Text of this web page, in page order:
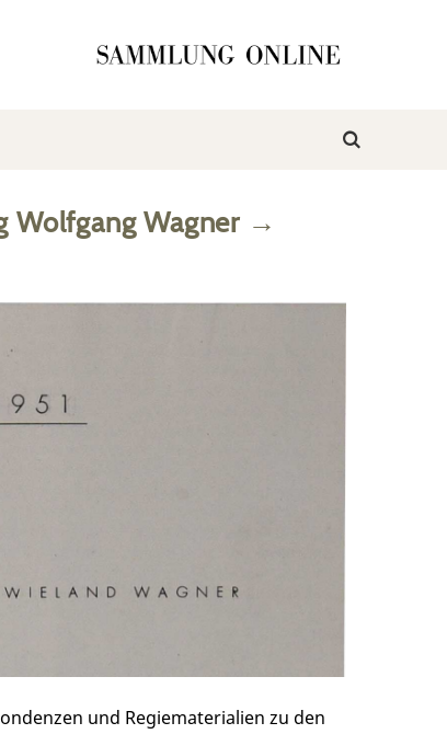
Wolfgang Wagner →
und Regiematerialien zu den